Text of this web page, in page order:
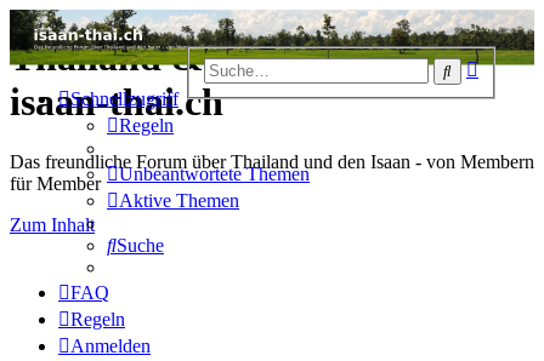
Suche
Thailand & Isaan Forum -
isaan-thai.ch
Das freundliche Forum über Thailand und den Isaan - von Membern
für Member
Zum Inhalt
Schnellzugriff
Regeln
Unbeantwortete Themen
Aktive Themen
Suche
FAQ
Regeln
Anmelden